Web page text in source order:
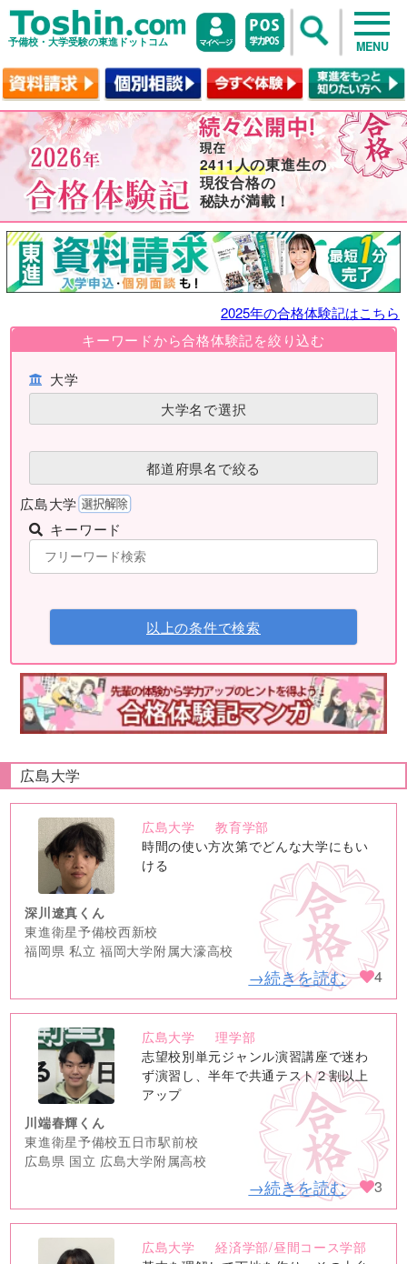
予備校・大学受験の東進ドットコム MENU
2411人の東進生の
現役合格の
秘訣が満載！
2025年の合格体験記はこちら
キーワードから合格体験記を絞り込む
大学
大学名で選択
都道府県名で絞る
広島大学
キーワード
以上の条件で検索
広島大学
no
image
広島大学
教育学部
時間の使い方次第でどんな大学にもい
ける
深川遼真くん
東進衛星予備校西新校
福岡県 私立 福岡大学附属大濠高校
→続きを読む 4
no
image
広島大学
理学部
志望校別単元ジャンル演習講座で迷わ
ず演習し、半年で共通テスト２割以上
アップ
川端春輝くん
東進衛星予備校五日市駅前校
広島県 国立 広島大学附属高校
→続きを読む 3
広島大学
経済学部/昼間コース学部